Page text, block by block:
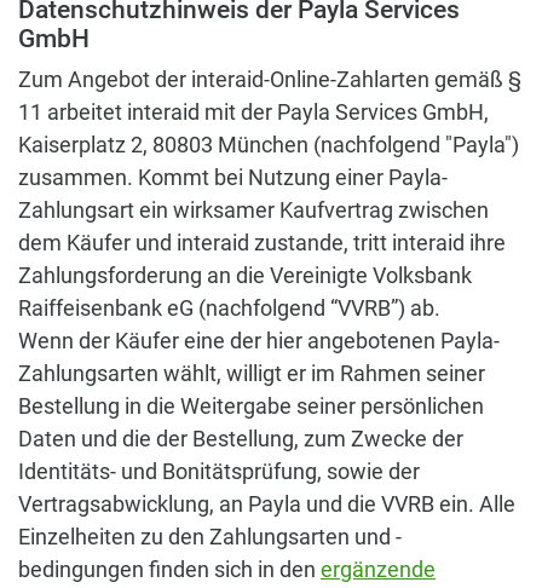
Datenschutzhinweis der Payla Services
GmbH
Zum Angebot der interaid-Online-Zahlarten gemäß §
11 arbeitet interaid mit der Payla Services GmbH,
Kaiserplatz 2, 80803 München (nachfolgend "Payla")
zusammen. Kommt bei Nutzung einer Payla-
Zahlungsart ein wirksamer Kaufvertrag zwischen
dem Käufer und interaid zustande, tritt interaid ihre
Zahlungsforderung an die Vereinigte Volksbank
Raiffeisenbank eG (nachfolgend “VVRB”) ab.
Wenn der Käufer eine der hier angebotenen Payla-
Zahlungsarten wählt, willigt er im Rahmen seiner
Bestellung in die Weitergabe seiner persönlichen
Daten und die der Bestellung, zum Zwecke der
Identitäts- und Bonitätsprüfung, sowie der
Vertragsabwicklung, an Payla und die VVRB ein. Alle
Einzelheiten zu den Zahlungsarten und -
bedingungen finden sich in den ergänzende